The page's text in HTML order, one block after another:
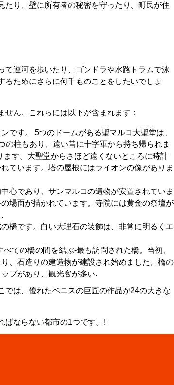
たり、壁に所有者の秘密を守ったり、町民が住
て運河を歩いたり、ゴンドラや水路トラムで泳
ためにさらに何千ものことをしたいでしょ
ん。これらには以下が含まれます：
です。 5つのドームがある聖マルコ大聖堂は、
の柱もあり、遠い昔に十字軍から持ち帰られま
す。大聖堂からさほど遠くないところに時計
ています。塔の屋根にはライオンの像がありま
心であり、サンマルコの遺物が安置されていま
場面が描かれています。寺院には黄金の祭壇が
橋です。白い大理石の装飾は、非常に明るくエ
ての橋の間を結ぶ-最も訪問された橋。当初、
、石造りの建造物が建設され始めました。橋の
プがあり、観光客が多い.
では、優れたベニスの巨匠の作品が24の大きな
ばならない都市の1つです。!